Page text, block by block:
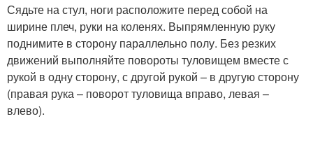
Сядьте на стул, ноги расположите перед собой на
ширине плеч, руки на коленях. Выпрямленную руку
поднимите в сторону параллельно полу. Без резких
движений выполняйте повороты туловищем вместе с
рукой в одну сторону, с другой рукой – в другую сторону
(правая рука – поворот туловища вправо, левая –
влево).